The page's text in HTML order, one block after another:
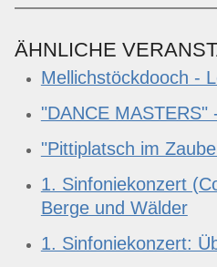
ÄHNLICHE
Mellichstöckdooch -
"DANCE
"Pittiplatsch im
1. Sinfoniekonzert
Berge und Wälder
1. Sinfoniekonzert: